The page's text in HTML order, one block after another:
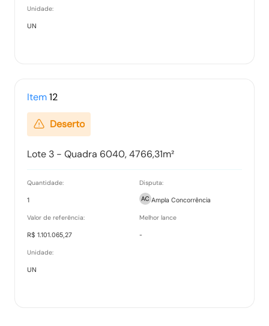
Unidade:
UN
Item12
Deserto
Lote 3 - Quadra 6040, 4766,31m²
Quantidade:
1
Disputa:
Ampla Concorrência
Valor de referência:
R$ 1.101.065,27
Melhor lance
-
Unidade:
UN